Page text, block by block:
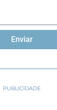
Enviar
PUBLICIDADE